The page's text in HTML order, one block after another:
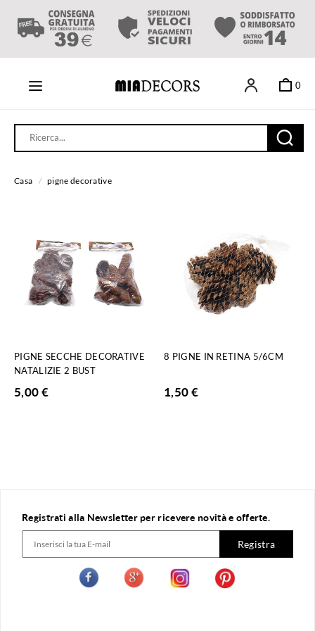
0
Casa / pigne decorative
PIGNE SECCHE DECORATIVE
NATALIZIE 2 BUST
5,00€
8 PIGNE IN RETINA 5/6CM
1,50€
Registrati alla Newsletter per ricevere novità e offerte.
Registra